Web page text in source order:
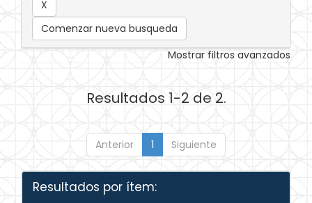
Comenzar nueva busqueda
Mostrar filtros avanzados
Resultados 1-2 de 2.
Anterior 1 Siguiente
Resultados por ítem: